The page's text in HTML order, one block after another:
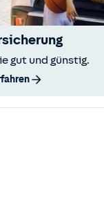
gut und günstig.